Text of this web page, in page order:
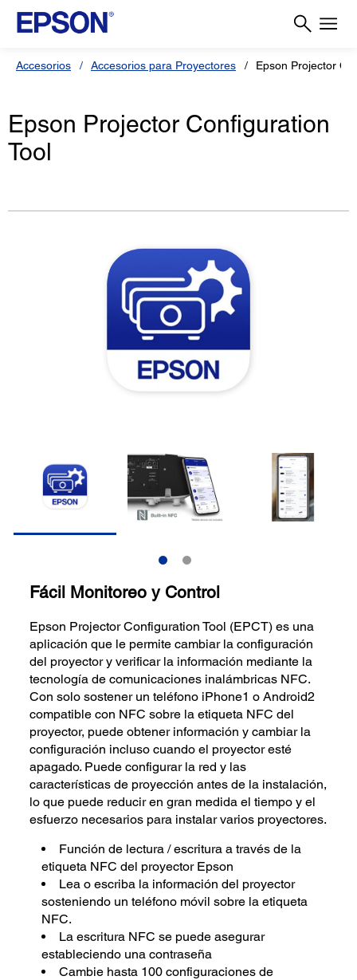
Accesorios Accesorios para Proyectores Epson Projector
Epson Projector Configuration
Tool
Fácil Monitoreo y Control
Epson Projector Configuration Tool (EPCT) es una
aplicación que le permite cambiar la configuración
del proyector y verificar la información mediante la
tecnología de comunicaciones inalámbricas NFC.
Con solo sostener un teléfono iPhone1 o Android2
compatible con NFC sobre la etiqueta NFC del
proyector, puede obtener información y cambiar la
configuración incluso cuando el proyector esté
apagado. Puede configurar la red y las
características de proyección antes de la instalación,
lo que puede reducir en gran medida el tiempo y el
esfuerzo necesarios para instalar varios proyectores.
Función de lectura / escritura a través de la
etiqueta NFC del proyector Epson
Lea o escriba la información del proyector
sosteniendo un teléfono móvil sobre la etiqueta
NFC.
La escritura NFC se puede asegurar
estableciendo una contraseña
Cambie hasta 100 configuraciones de